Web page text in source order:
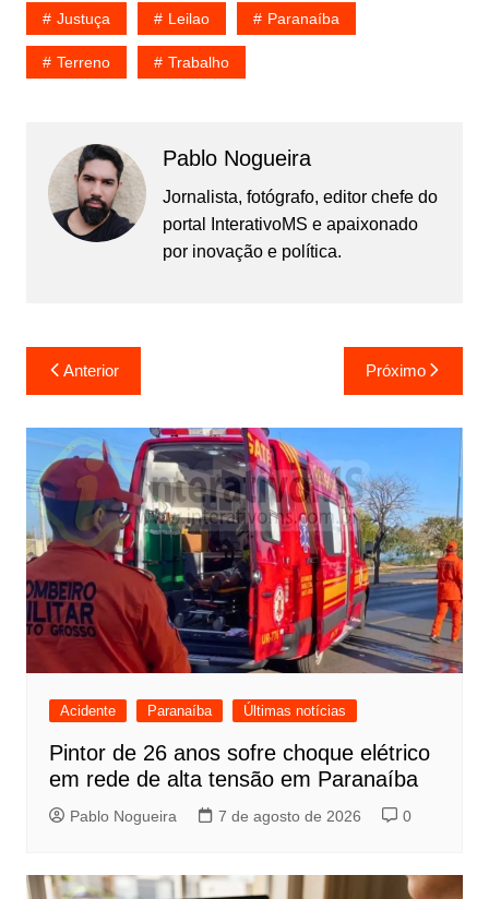
Justuça Leilao Paranaíba
Terreno Trabalho
Pablo Nogueira
Jornalista, fotógrafo, editor chefe do
portal InterativoMS e apaixonado
por inovação e política.
Navegação
de
Post
Anterior Próximo
Acidente Paranaíba Últimas notícias
Pintor de 26 anos sofre choque elétrico
em rede de alta tensão em Paranaíba
Pablo Nogueira 7 de agosto de 2026 0